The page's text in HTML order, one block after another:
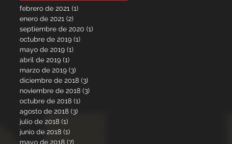
febrero de 2021 (1)
enero de 2021 (2)
septiembre de 2020 (1)
octubre de 2019 (1)
mayo de 2019 (1)
abril de 2019 (1)
marzo de 2019 (3)
diciembre de 2018 (3)
noviembre de 2018 (3)
octubre de 2018 (1)
agosto de 2018 (3)
julio de 2018 (1)
junio de 2018 (1)
mayo de 2018 (7)